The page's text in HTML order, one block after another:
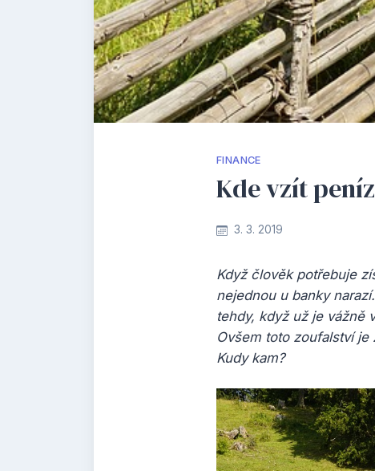
FINANCE
Kde vzít
3. 3. 2019
Když člověk potřebuje
nejednou u banky
tehdy, když už je vážně
Ovšem toto zoufalství je
Kudy kam?